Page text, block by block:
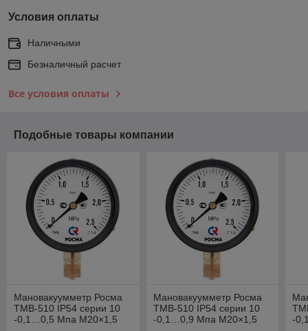
Условия оплаты
Наличными
Безналичный расчет
Все условия оплаты
Подобные товары компании
Мановакуумметр Росма
ТМВ-510 IP54 серии 10
-0,1…0,5 Мпа М20×1,5
Мановакуумметр Росма
ТМВ-510 IP54 серии 10
-0,1…0,9 Мпа М20×1,5
-